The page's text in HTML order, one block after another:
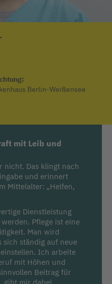
Berlin-Weißensee
mit Leib und
nicht. Das klingt nach
und erinnert
Mittelalter: „Helfen,
Dienstleistung
Pflege ist eine
Man wird
sich ständig auf neue
Ich arbeite
mit Höhen und
Beitrag für